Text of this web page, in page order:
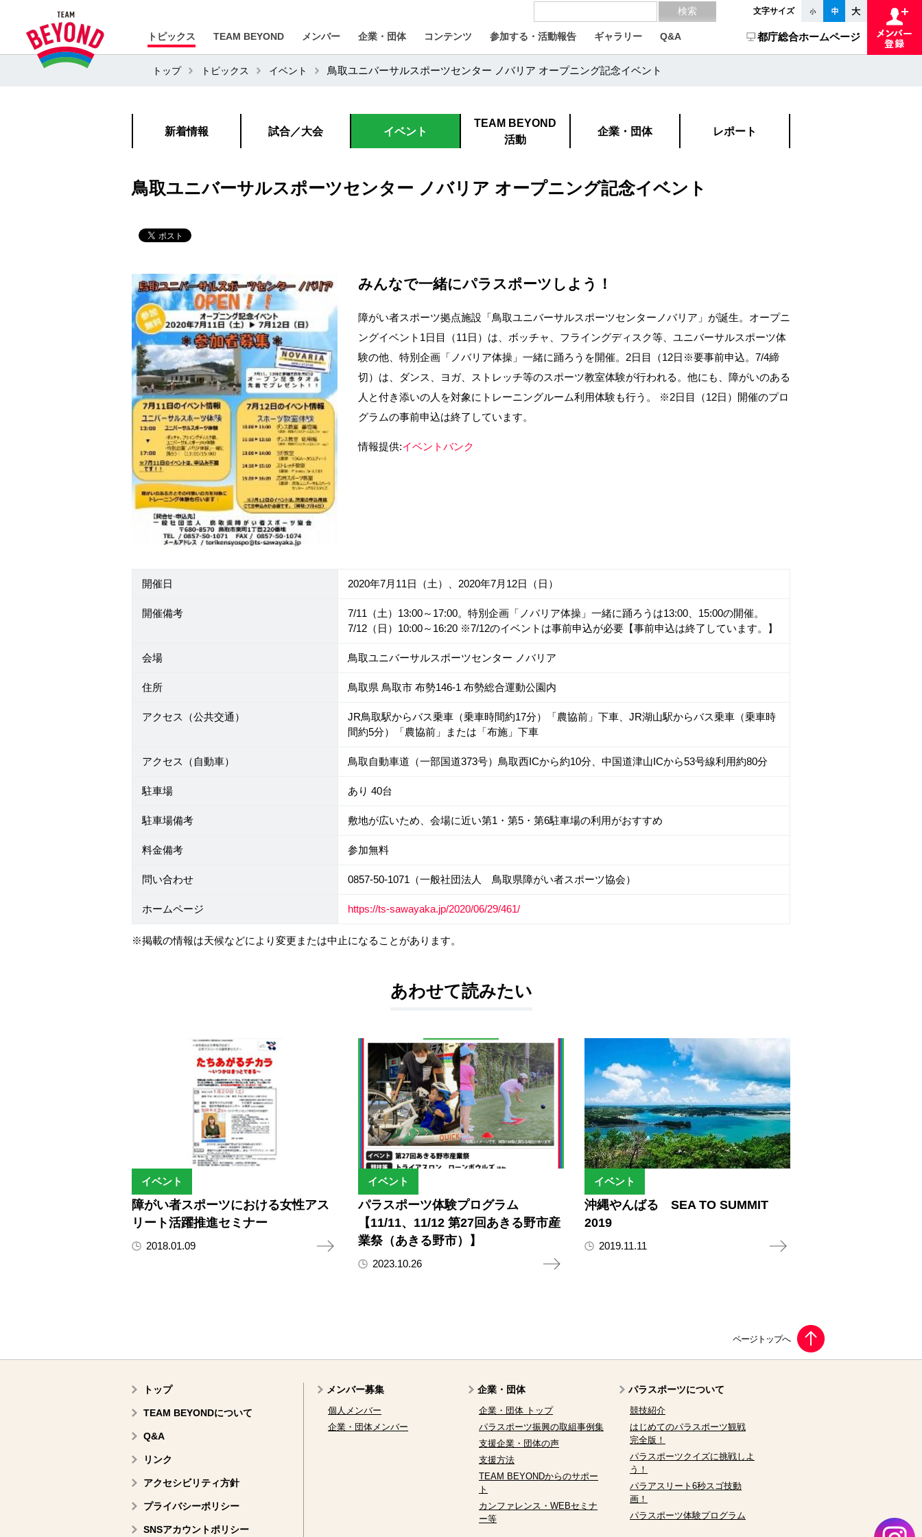
文字サイズ
トピックス TEAM BEYOND メンバー 企業・団体 コンテンツ 参加する・活動報告 ギャラリー Q&A 都庁総合ホームページ
トップ トピックス イベント 鳥取ユニバーサルスポーツセンター ノバリア オープニング記念イベント
新着情報 試合／大会 イベント
TEAM BEYOND
活動
企業・団体 レポート
鳥取ユニバーサルスポーツセンター ノバリア オープニング記念イベント
みんなで一緒にパラスポーツしよう！
障がい者スポーツ拠点施設「鳥取ユニバーサルスポーツセンターノバリア」が誕生。オープニ
ングイベント1日目（11日）は、ボッチャ、フライングディスク等、ユニバーサルスポーツ体
験の他、特別企画「ノバリア体操」一緒に踊ろうを開催。2日目（12日※要事前申込。7/4締
切）は、ダンス、ヨガ、ストレッチ等のスポーツ教室体験が行われる。他にも、障がいのある
人と付き添いの人を対象にトレーニングルーム利用体験も行う。 ※2日目（12日）開催のプロ
グラムの事前申込は終了しています。
情報提供:イベントバンク
開催日 2020年7月11日（土）、2020年7月12日（日）
開催備考
7/11（土）13:00～17:00。特別企画「ノバリア体操」一緒に踊ろうは13:00、15:00の開催。
7/12（日）10:00～16:20 ※7/12のイベントは事前申込が必要【事前申込は終了しています。】
会場 鳥取ユニバーサルスポーツセンター ノバリア
住所 鳥取県 鳥取市 布勢146-1 布勢総合運動公園内
アクセス（公共交通）
JR鳥取駅からバス乗車（乗車時間約17分）「農協前」下車、JR湖山駅からバス乗車（乗車時
間約5分）「農協前」または「布施」下車
アクセス（自動車） 鳥取自動車道（一部国道373号）鳥取西ICから約10分、中国道津山ICから53号線利用約80分
駐車場 あり 40台
駐車場備考 敷地が広いため、会場に近い第1・第5・第6駐車場の利用がおすすめ
料金備考 参加無料
問い合わせ 0857-50-1071（一般社団法人 鳥取県障がい者スポーツ協会）
ホームページ https://ts-sawayaka.jp/2020/06/29/461/
※掲載の情報は天候などにより変更または中止になることがあります。
あわせて読みたい
イベント
障がい者スポーツにおける女性アス
リート活躍推進セミナー
2018.01.09
イベント
パラスポーツ体験プログラム
【11/11、11/12 第27回あきる野市産
業祭（あきる野市）】
2023.10.26
イベント
沖縄やんばる SEA TO SUMMIT
2019
2019.11.11
トップ
TEAM BEYONDについて
Q&A
リンク
アクセシビリティ方針
プライバシーポリシー
SNSアカウントポリシー
メンバー募集
個人メンバー
企業・団体メンバー
企業・団体
企業・団体 トップ
パラスポーツ振興の取組事例集
支援企業・団体の声
支援方法
TEAM BEYONDからのサポー
ト
カンファレンス・WEBセミナ
ー等
パラスポーツについて
競技紹介
はじめてのパラスポーツ観戦
完全版！
パラスポーツクイズに挑戦しよ
う！
パラアスリート6秒スゴ技動
画！
パラスポーツ体験プログラム